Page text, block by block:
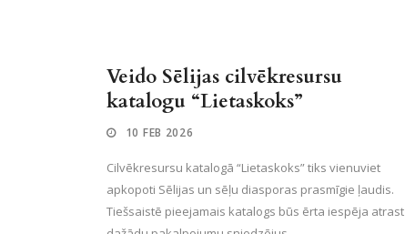
Veido Sēlijas cilvēkresursu
katalogu “Lietaskoks”
10 FEB 2026
Cilvēkresursu katalogā “Lietaskoks” tiks vienuviet
apkopoti Sēlijas un sēļu diasporas prasmīgie ļaudis.
Tiešsaistē pieejamais katalogs būs ērta iespēja atrast